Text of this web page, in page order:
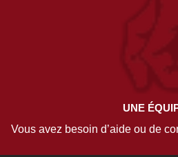
UNE
Vous avez besoin d’aide ou de